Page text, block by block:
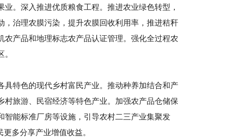
。深入推进优质粮食工程。推进农业绿色转型，
治理农膜污染，提升农膜回收利用率，推进秸秆
产品和地理标志农产品认证管理。强化全过程农
特色的现代乡村富民产业。推动种养加结合和产
旅游、民宿经济等特色产业。加强农产品仓储保
能标准厂房等设施，引导农村二三产业集聚发
多分享产业增值收益。